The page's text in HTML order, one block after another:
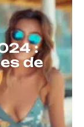
:
de